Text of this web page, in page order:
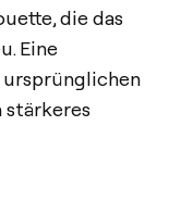
die das
Eine